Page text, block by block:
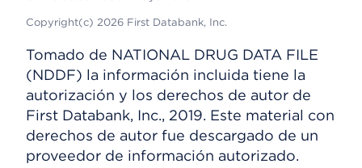
Copyright(c) 2026 First Databank, Inc.
Tomado de NATIONAL DRUG DATA FILE
(NDDF) la información incluida tiene la
autorización y los derechos de autor de
First Databank, Inc., 2019. Este material con
derechos de autor fue descargado de un
proveedor de información autorizado.